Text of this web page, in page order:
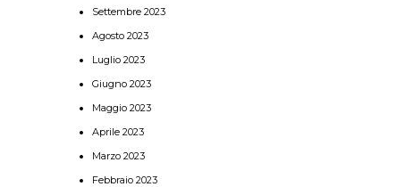
Settembre 2023
Agosto 2023
Luglio 2023
Giugno 2023
Maggio 2023
Aprile 2023
Marzo 2023
Febbraio 2023